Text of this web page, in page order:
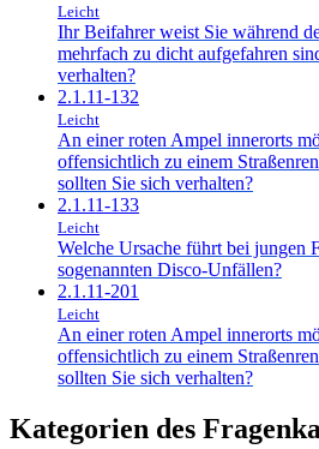
Leicht
Ihr Beifahrer weist Sie während
mehrfach zu dicht aufgefahren
verhalten?
2.1.11-132
Leicht
An einer roten Ampel innerorts
offensichtlich zu einem
sollten Sie sich verhalten?
2.1.11-133
Leicht
Welche Ursache führt bei jungen
sogenannten Disco-Unfällen?
2.1.11-201
Leicht
An einer roten Ampel innerorts
offensichtlich zu einem
sollten Sie sich verhalten?
Kategorien des